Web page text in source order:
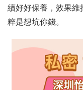
續好好保養，效果維
粹是想坑你錢。